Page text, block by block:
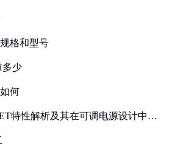
格和型号
多少
何
特性解析及其在可调电源设计中的